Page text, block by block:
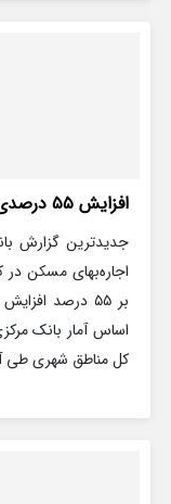
افزایش ۵۵ درصدی اجاره‌بهای مسکن در کشور
جدیدترین گزارش
بر ۵۵ درصد
اساس آمار بانک
کل مناطق شهری طی